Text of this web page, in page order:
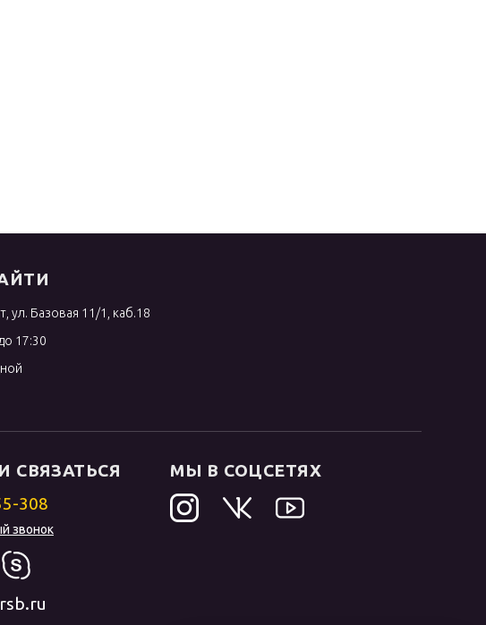
ул. Базовая 11/1, каб.18
17:30
СВЯЗАТЬСЯ
308
звонок
МЫ В СОЦСЕТЯХ